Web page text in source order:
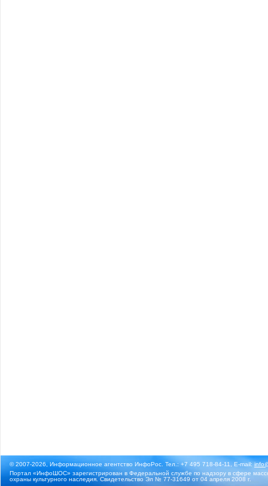
© 2007-2026, Информационное агентство ИнфоРос. Тел.: +7 495 718-84-11, E-mail:
Портал «ИнфоШОС» зарегистрирован в Федеральной службе по надзору в сфере
охраны культурного наследия. Свидетельство Эл № 77-31649 от 04 апреля 2008 г.